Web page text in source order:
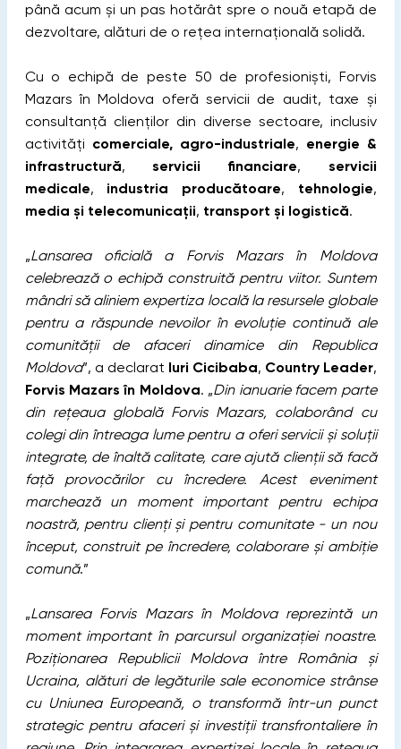
până acum și un pas hotărât spre o nouă etapă de
dezvoltare, alături de o rețea internațională solidă.
Cu o echipă de peste 50 de profesioniști, Forvis
Mazars în Moldova oferă servicii de audit, taxe și
consultanță clienților din diverse sectoare, inclusiv
activități comerciale, agro-industriale, energie &
infrastructură, servicii financiare, servicii
medicale, industria producătoare, tehnologie,
media și telecomunicații, transport și logistică.
„Lansarea oficială a Forvis Mazars în Moldova
celebrează o echipă construită pentru viitor. Suntem
mândri să aliniem expertiza locală la resursele globale
pentru a răspunde nevoilor în evoluție continuă ale
comunității de afaceri dinamice din Republica
Moldova”, a declarat Iuri Cicibaba, Country Leader,
Forvis Mazars în Moldova. „Din ianuarie facem parte
din rețeaua globală Forvis Mazars, colaborând cu
colegi din întreaga lume pentru a oferi servicii și soluții
integrate, de înaltă calitate, care ajută clienții să facă
față provocărilor cu încredere. Acest eveniment
marchează un moment important pentru echipa
noastră, pentru clienți și pentru comunitate - un nou
început, construit pe încredere, colaborare și ambiție
comună.”
„Lansarea Forvis Mazars în Moldova reprezintă un
moment important în parcursul organizației noastre.
Poziționarea Republicii Moldova între România și
Ucraina, alături de legăturile sale economice strânse
cu Uniunea Europeană, o transformă într-un punct
strategic pentru afaceri și investiții transfrontaliere în